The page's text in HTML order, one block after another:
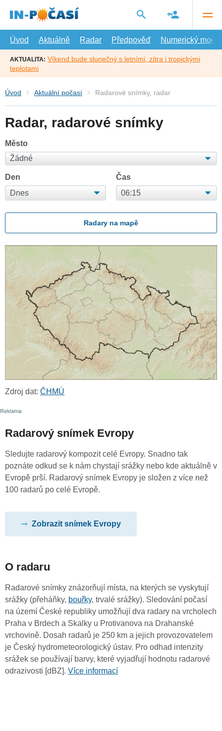
hlavní
Úvod
Aktuálně Radar Předpověď Numerický model
AKTUALITA: Víkend bude slunečný s letními, zítra i tropickými
teplotami
Úvod Aktuální počasí Radarové snímky, radar
Radar, radarové snímky
Město
Den Čas
Radary na mapě
Zdroj dat: ČHMÚ
Radarový snímek Evropy
Sledujte radarový kompozit celé Evropy. Snadno tak
poznáte odkud se k nám chystají srážky nebo kde aktuálně v
Evropě prší. Radarový snímek Evropy je složen z více než
100 radarů po celé Evropě.
Zobrazit snímek Evropy
O radaru
Radarové snímky znázorňují místa, na kterých se vyskytují
srážky (přeháňky, bouřky, trvalé srážky). Sledování počasí
na území České republiky umožňují dva radary na vrcholech
Praha v Brdech a Skalky u Protivanova na Drahanské
vrchovině. Dosah radarů je 250 km a jejich provozovatelem
je Český hydrometeorologický ústav. Pro odhad intenzity
srážek se používají barvy, které vyjadřují hodnotu radarové
odrazivosti [dBZ]. Více informací